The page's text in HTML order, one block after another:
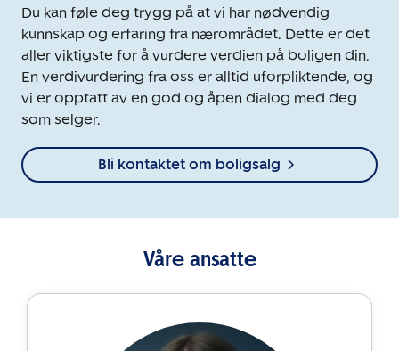
Du kan føle deg trygg på at vi har nødvendig
kunnskap og erfaring fra nærområdet. Dette er det
aller viktigste for å vurdere verdien på boligen din.
En verdivurdering fra oss er alltid uforpliktende, og
vi er opptatt av en god og åpen dialog med deg
som selger.
Bli kontaktet om boligsalg
Våre ansatte